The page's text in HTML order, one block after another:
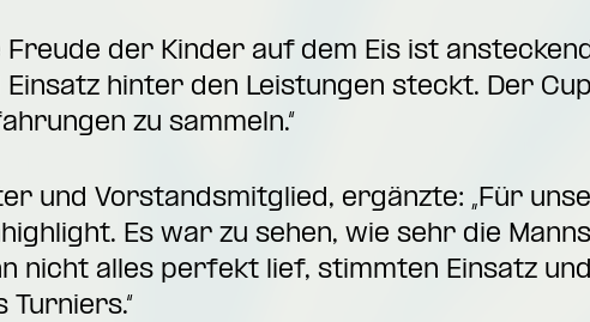
Freude der Kinder auf dem Eis ist
Einsatz hinter den Leistungen steckt. Der
zu sammeln.“
und Vorstandsmitglied, ergänzte: „Für
Es war zu sehen, wie sehr die
nicht alles perfekt lief, stimmten Einsatz